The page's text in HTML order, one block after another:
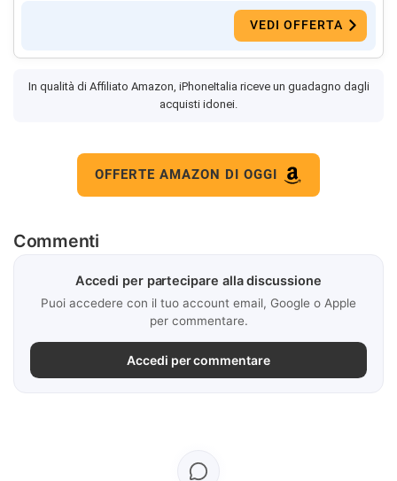
VEDI OFFERTA
In qualità di Affiliato Amazon, iPhoneItalia riceve un guadagno dagli
acquisti idonei.
OFFERTE AMAZON DI OGGI
Commenti
Accedi per partecipare alla discussione
Puoi accedere con il tuo account email, Google o Apple
per commentare.
Accedi per commentare